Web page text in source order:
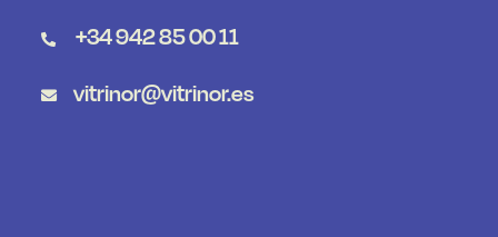
+34 942 85 00 11
vitrinor@vitrinor.es